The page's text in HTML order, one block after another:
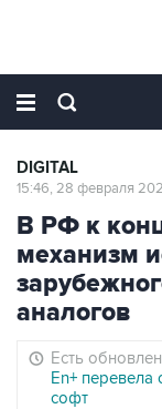
DIGITAL
15:46, 28 февраля
В РФ к
механизм
аналогов
Есть
En+ перевела
софт